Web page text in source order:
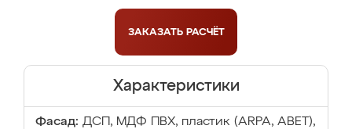
ЗАКАЗАТЬ РАСЧЁТ
Характеристики
Фасад: ДСП, МДФ ПВХ, пластик (ARPA, ABET),